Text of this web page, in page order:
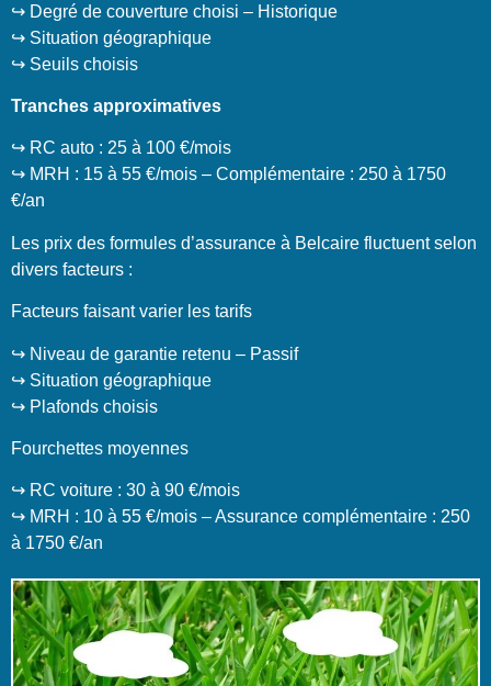
↪️ Degré de couverture choisi – Historique
↪️ Situation géographique
↪️ Seuils choisis
Tranches approximatives
↪️ RC auto : 25 à 100 €/mois
↪️ MRH : 15 à 55 €/mois – Complémentaire : 250 à 1750
€/an
Les prix des formules d’assurance à Belcaire fluctuent selon
divers facteurs :
Facteurs faisant varier les tarifs
↪️ Niveau de garantie retenu – Passif
↪️ Situation géographique
↪️ Plafonds choisis
Fourchettes moyennes
↪️ RC voiture : 30 à 90 €/mois
↪️ MRH : 10 à 55 €/mois – Assurance complémentaire : 250
à 1750 €/an